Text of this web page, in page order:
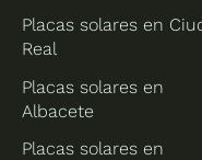
Placas solares en
Real
Placas solares en
Albacete
Placas solares en